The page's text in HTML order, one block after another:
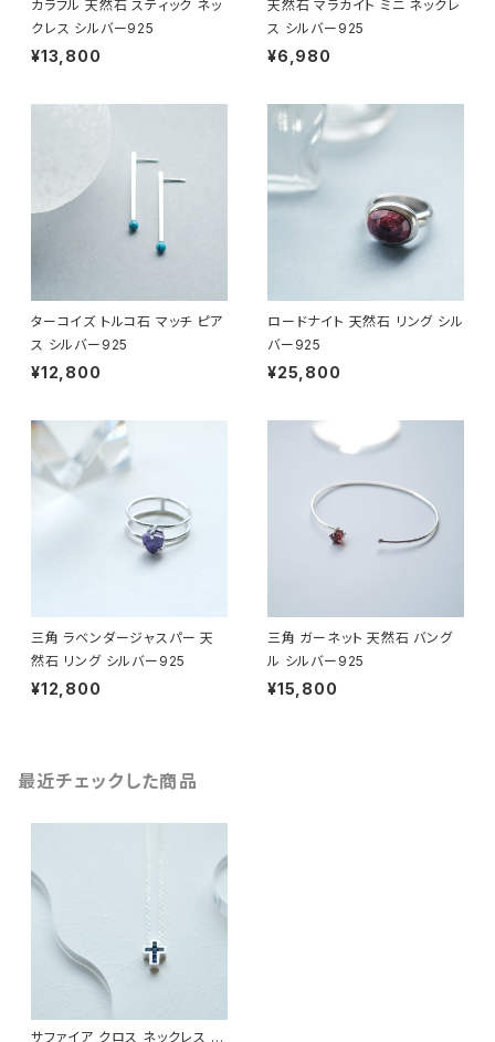
カラフル 天然石 スティック ネッ
クレス シルバー925
¥13,800
天然石 マラカイト ミニ ネックレ
ス シルバー925
¥6,980
ターコイズ トルコ石 マッチ ピア
ス シルバー925
¥12,800
ロードナイト 天然石 リング シル
バー925
¥25,800
三角 ラベンダージャスパー 天
然石 リング シルバー925
¥12,800
三角 ガーネット 天然石 バング
ル シルバー925
¥15,800
最近チェックした商品
サファイア クロス ネックレス シ